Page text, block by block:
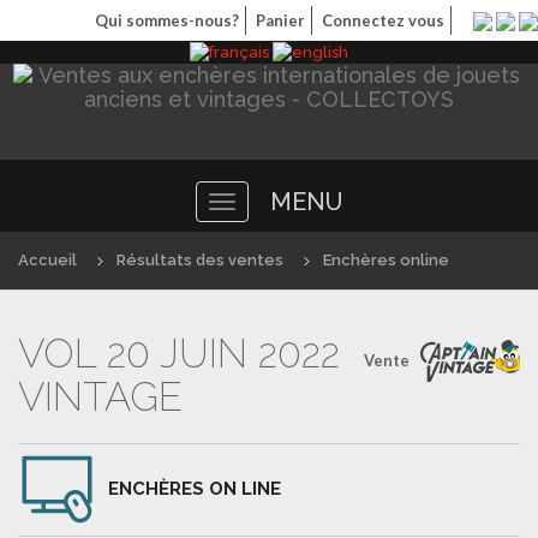
Qui sommes-nous? Panier Connectez vous
Toggle
navigation
MENU
Accueil Résultats des ventes Enchères online
Vente
VOL 20 JUIN 2022
VINTAGE
ENCHÈRES ON LINE